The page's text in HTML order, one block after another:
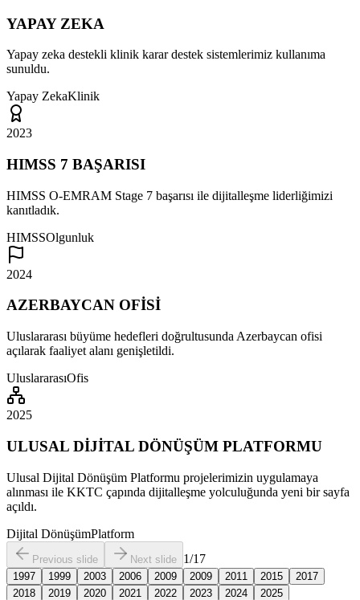
YAPAY ZEKA
Yapay zeka destekli klinik karar destek sistemlerimiz kullanıma
sunuldu.
Yapay ZekaKlinik
2023
HIMSS 7 BAŞARISI
HIMSS O-EMRAM Stage 7 başarısı ile dijitalleşme liderliğimizi
kanıtladık.
HIMSSOlgunluk
2024
AZERBAYCAN OFİSİ
Uluslararası büyüme hedefleri doğrultusunda Azerbaycan ofisi
açılarak faaliyet alanı genişletildi.
UluslararasıOfis
2025
ULUSAL DİJİTAL DÖNÜŞÜM PLATFORMU
Ulusal Dijital Dönüşüm Platformu projelerimizin uygulamaya
alınması ile KKTC çapında dijitalleşme yolculuğunda yeni bir sayfa
açıldı.
Dijital DönüşümPlatform
Previous slide Next slide 1/17
1997 1999 2003 2006 2009 2009 2011 2015
2017
2018
2019 2020 2021 2022 2023 2024
2025